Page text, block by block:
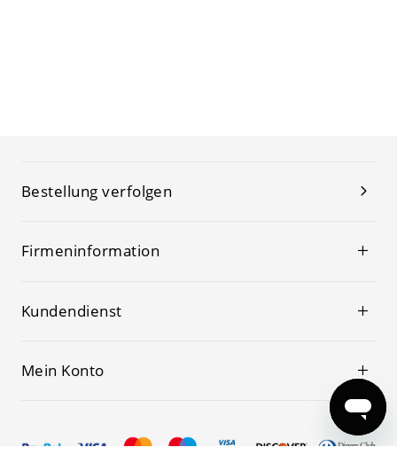
Bestellung verfolgen
Firmeninformation
Kundendienst
Mein Konto